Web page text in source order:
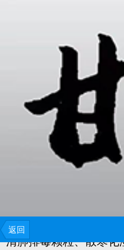
返回
1.症见发热、恶风寒
清肺排毒颗粒、散寒化